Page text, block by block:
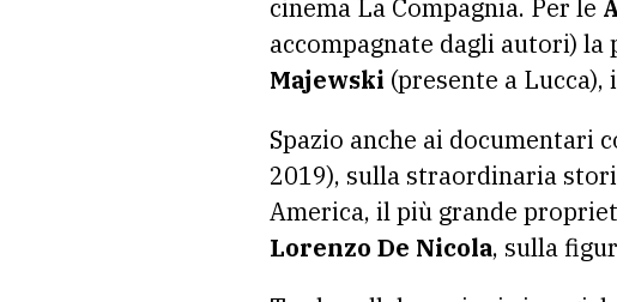
cinema La Compagnia. Per le
accompagnate dagli autori)
Majewski (presente a
Spazio anche ai documentari
2019), sulla straordinaria
America, il più grande
Lorenzo De Nicola, sulla